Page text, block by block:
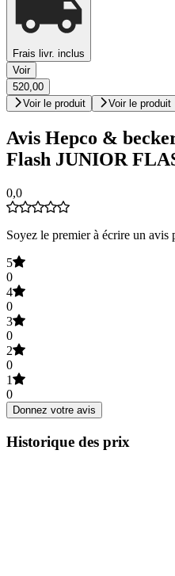
Frais livr. inclus
Voir
520,00
Voir le produit
Voir le produit
Avis Hepco &
Flash JUNIOR
0,0
Soyez le premier à écrire un avis
5
0
4
0
3
0
2
0
1
0
Donnez votre avis
Historique des prix